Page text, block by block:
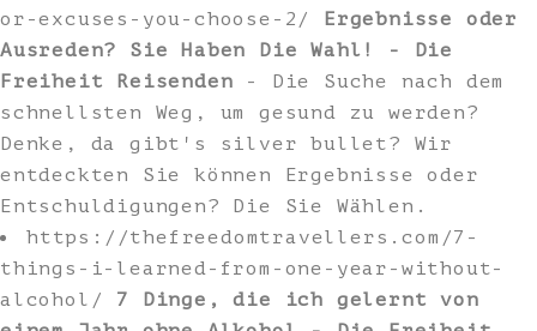
or-excuses-you-choose-2/
Ergebnisse oder
Ausreden? Sie Haben Die Wahl! - Die
Freiheit Reisenden - Die Suche nach dem
schnellsten Weg, um gesund zu werden?
Denke, da gibt's silver bullet? Wir
entdeckten Sie können Ergebnisse oder
Entschuldigungen? Die Sie Wählen.
https://thefreedomtravellers.com/7-
things-i-learned-from-one-year-without-
alcohol/ 7 Dinge, die ich gelernt von